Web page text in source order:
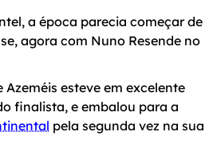
a época parecia começar de
agora com Nuno Resende no
Azeméis esteve em excelente
finalista, e embalou para a
pela segunda vez na sua